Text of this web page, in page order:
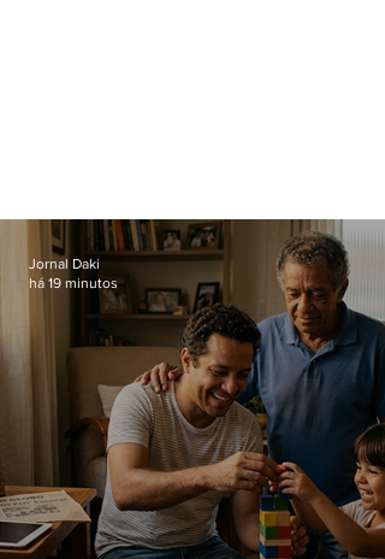
Jornal Daki
há 19 minutos